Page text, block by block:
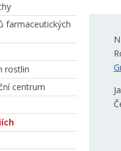
farmaceutických
rostlin
centrum